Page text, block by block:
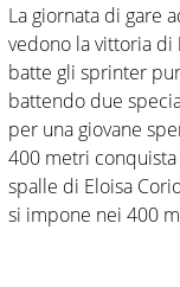
La giornata di gare
vedono la vittoria di
batte gli sprinter
battendo due
per una giovane
400 metri
spalle di Eloisa
si impone nei 400